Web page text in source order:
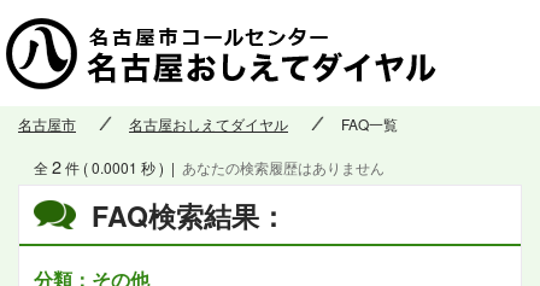
名古屋市 名古屋おしえてダイヤル FAQ一覧
FAQ検索結果：
分類：その他
全2件 ( 0.0001 秒 ) | あなたの検索履歴はありません